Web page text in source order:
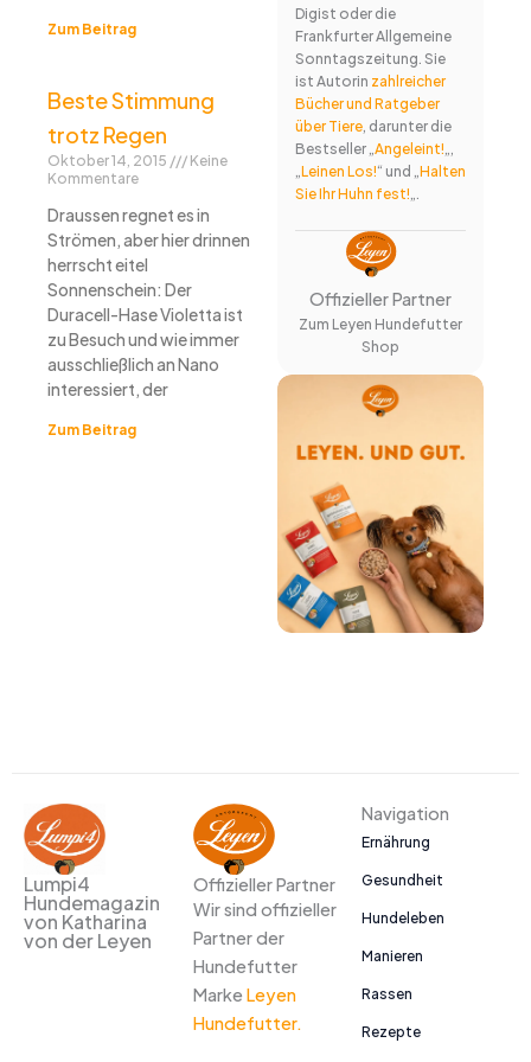
Zum Beitrag
Beste Stimmung
trotz Regen
Oktober 14, 2015
Keine
Kommentare
Draussen regnet es in
Strömen, aber hier drinnen
herrscht eitel
Sonnenschein: Der
Duracell-Hase Violetta ist
zu Besuch und wie immer
ausschließlich an Nano
interessiert, der
Zum Beitrag
Digist oder die
Frankfurter Allgemeine
Sonntagszeitung. Sie
ist Autorin zahlreicher
Bücher und Ratgeber
über Tiere, darunter die
Bestseller „Angeleint!„,
„Leinen Los!“ und „Halten
Sie Ihr Huhn fest!„.
Offizieller Partner
Zum Leyen Hundefutter
Shop
Lumpi4
Hundemagazin
von Katharina
von der Leyen
Offizieller Partner
Wir sind offizieller
Partner der
Hundefutter
Marke Leyen
Hundefutter.
Navigation
Ernährung
Gesundheit
Hundeleben
Manieren
Rassen
Rezepte